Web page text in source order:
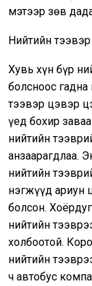
мэтээр зөв
Нийтийн
Хувь хүн бүр
болсноос
тээвэр цэвэр
үед бохир
нийтийн
анзаарагдлаа.
нийтийн
нэгжүүд ариун
болсон.
нийтийн
холбоотой.
нийтийн
ч автобус